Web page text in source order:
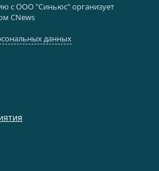
с ООО "Синьюс" организует
CNews
данных